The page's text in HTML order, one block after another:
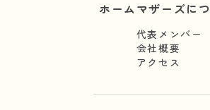
ホームマザーズに
代表メンバー
会社概要
アクセス